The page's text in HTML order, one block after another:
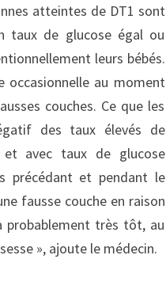
atteintes de DT1 sont
taux de glucose égal ou
leurs bébés.
occasionnelle au moment
couches. Ce que les
des taux élevés de
avec taux de glucose
précédant et pendant le
fausse couche en raison
probablement très tôt, au
», ajoute le médecin.